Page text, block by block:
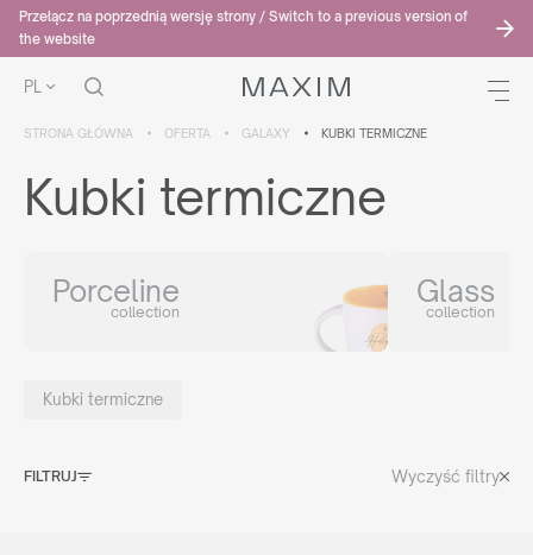
Przełącz na poprzednią wersję strony / Switch to a previous version of
the website
PL
STRONA GŁÓWNA OFERTA GALAXY KUBKI TERMICZNE
Kubki termiczne
Porceline
collection
Glass
collection
Kubki termiczne
Wyczyść filtry
FILTRUJ